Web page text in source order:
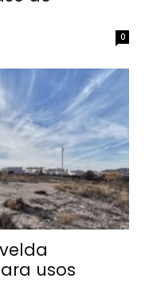
0
usos